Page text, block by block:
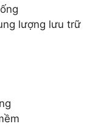
lượng lưu trữ